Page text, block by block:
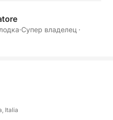
хочет провести целый
отдыхом и
Белла, знаковых
с впечатляющим и
Здесь побережье
·Супер владелец ·
Italia